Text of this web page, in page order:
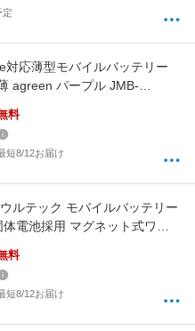
定
対応薄型モバイルバッテリー
agreen パープル JMB-
料
短8/12お届け
ルテック モバイルバッテリー
電池採用 マグネット式ワイ
リング搭載 最大PD20W USB
ラック OWL-LPB10025MG-
対応 /1ポート]
料
短8/12お届け